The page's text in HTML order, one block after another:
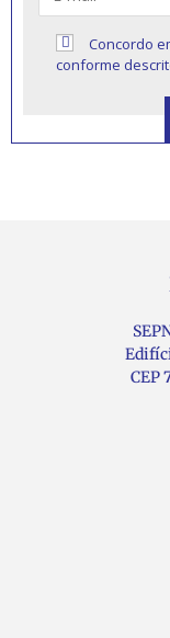
Concordo
conforme
CEP